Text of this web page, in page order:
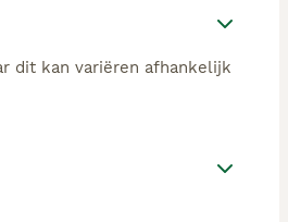
dit kan variëren afhankelijk